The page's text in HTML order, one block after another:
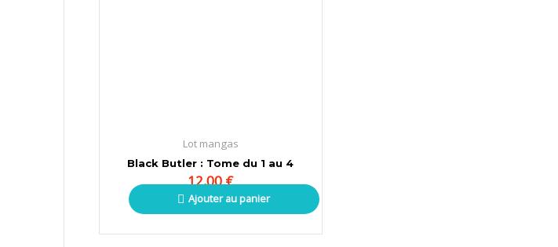
Lot mangas
Black Butler : Tome du 1 au 4
12,00€
Ajouter au panier